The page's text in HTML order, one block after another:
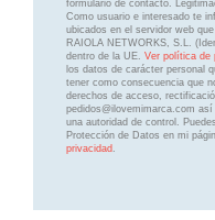
formulario de contacto.
Como usuario e interesado te
ubicados en el servidor web
RAIOLA NETWORKS, S.L.
dentro de la UE. Ver política de
los datos de carácter personal
tener como consecuencia que
derechos de acceso,
pedidos@ilovemimarca.com
una autoridad de control.
Protección de Datos en mi
privacidad